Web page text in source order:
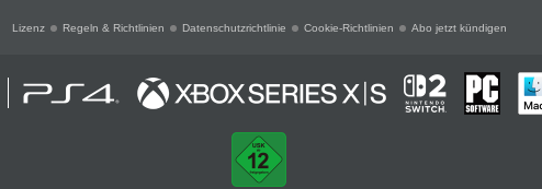
Lizenz Regeln & Richtlinien Datenschutzrichtlinie Cookie-Richtlinien Abo jetzt kündigen